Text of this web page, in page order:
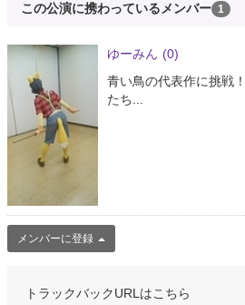
この公演に携わっているメンバー 1
ゆーみん (0)
青い鳥の代表作に挑戦
たち...
メンバーに登録
トラックバックURLはこちら